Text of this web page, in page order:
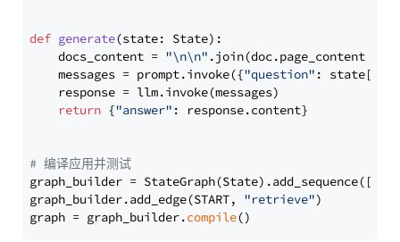
def generate(state: State):
    docs_content =
"\n\n" .join(doc.page_content
    messages = prompt.invoke({
"question" : state[
    response = llm.invoke(messages)
return {"answer" : response.content}
# 编译应用并测试
graph_builder =
graph_builder.add_edge(START, "retrieve")
graph = graph_builder.compile